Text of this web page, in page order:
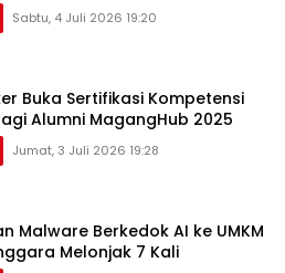
Sabtu, 4 Juli 2026 19:20
Buka Sertifikasi Kompetensi
Alumni MagangHub 2025
Jumat, 3 Juli 2026 19:28
Malware Berkedok AI ke UMKM
Melonjak 7 Kali